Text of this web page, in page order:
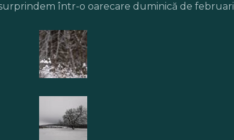
într-o oarecare duminică de